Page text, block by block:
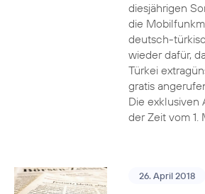
diesjährigen
die
deutsch-
wieder dafür,
Türkei
gratis
Die exklusiven
der Zeit vom 1.
26. April 2018